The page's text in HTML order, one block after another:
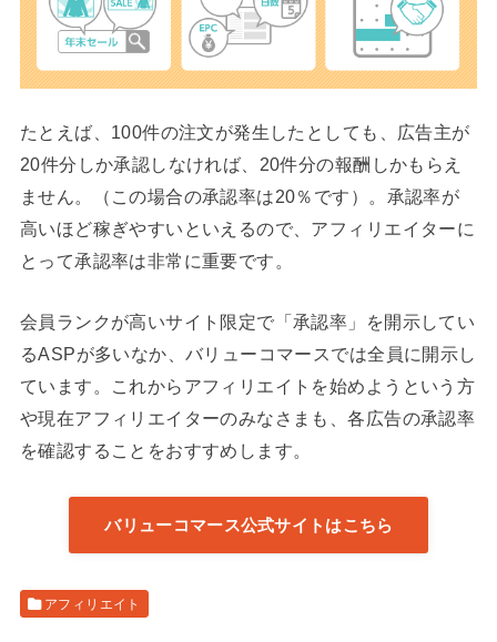
たとえば、100件の注文が発生したとしても、広告主が
20件分しか承認しなければ、20件分の報酬しかもらえ
ません。（この場合の承認率は20％です）。承認率が
高いほど稼ぎやすいといえるので、アフィリエイターに
とって承認率は非常に重要です。
会員ランクが高いサイト限定で「承認率」を開示してい
るASPが多いなか、バリューコマースでは全員に開示し
ています。これからアフィリエイトを始めようという方
や現在アフィリエイターのみなさまも、各広告の承認率
を確認することをおすすめします。
バリューコマース公式サイトはこちら
アフィリエイト